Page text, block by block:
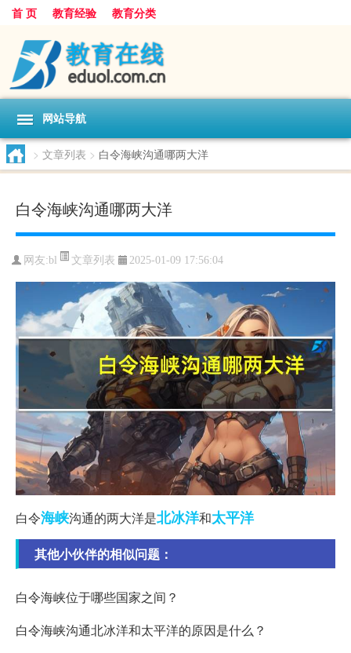
首 页 教育经验 教育分类
网站导航
> 文章列表 > 白令海峡沟通哪两大洋
白令海峡沟通哪两大洋
网友:bl 文章列表 2025-01-09 17:56:04
白令海峡沟通的两大洋是北冰洋和太平洋
其他小伙伴的相似问题：
白令海峡位于哪些国家之间？
白令海峡沟通北冰洋和太平洋的原因是什么？